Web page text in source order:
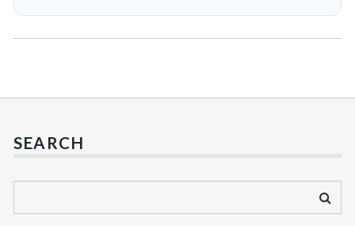
SEARCH